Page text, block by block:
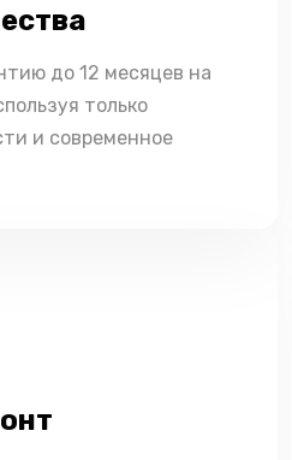
до 12 месяцев на
только
и современное